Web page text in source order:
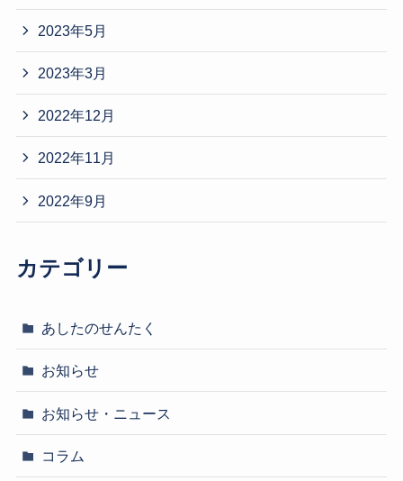
2023年5月
2023年3月
2022年12月
2022年11月
2022年9月
カテゴリー
あしたのせんたく
お知らせ
お知らせ・ニュース
コラム